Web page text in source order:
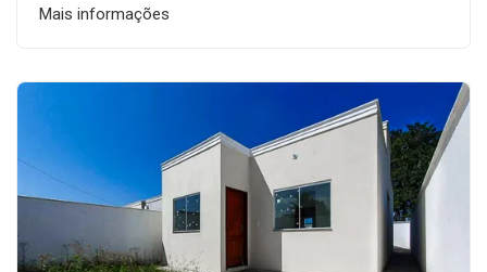
Mais informações